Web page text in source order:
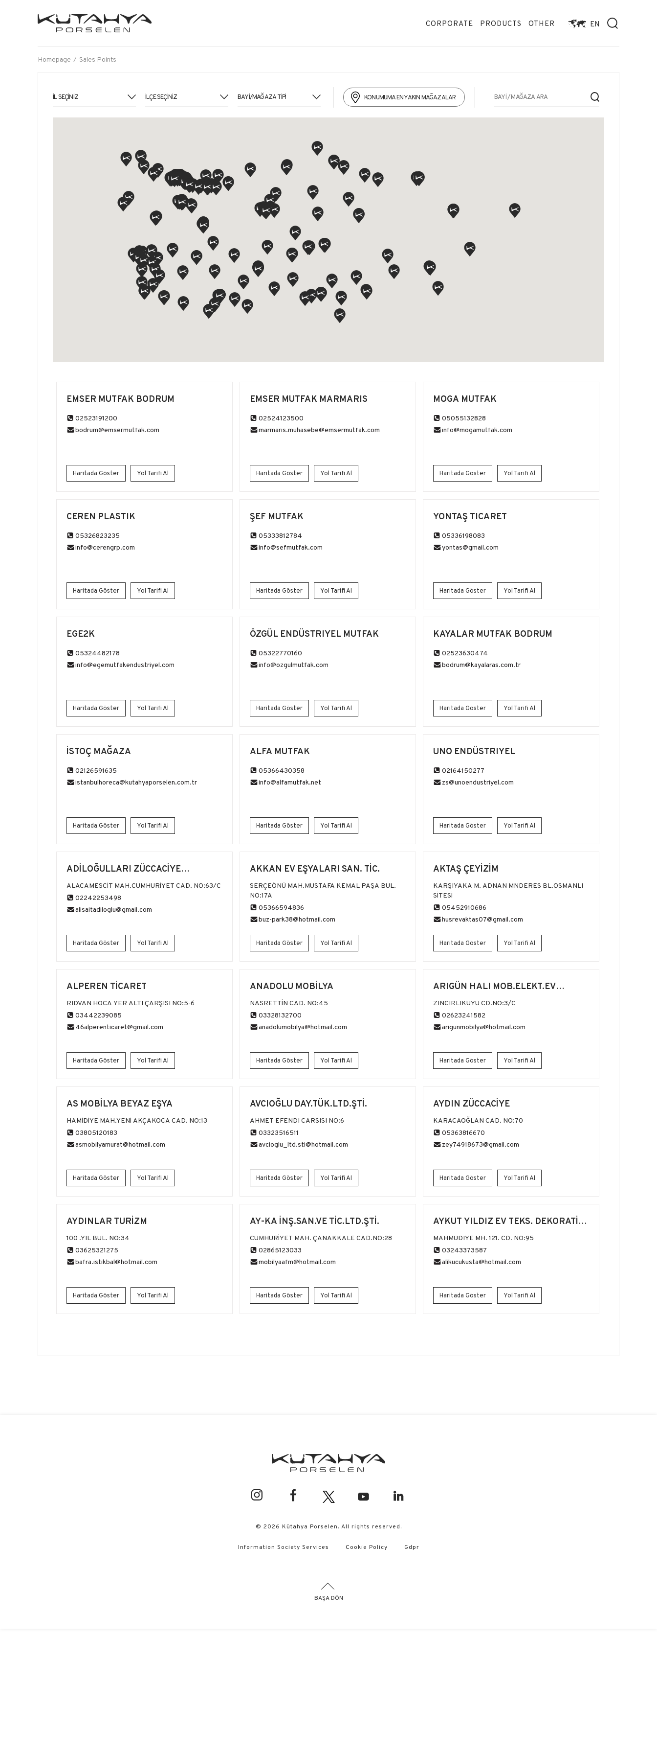
CORPORATE PRODUCTS OTHER EN
Homepage Sales Points
KONUMUMA EN YAKIN MAĞAZALAR
EMSER MUTFAK BODRUM
02523191200
bodrum@emsermutfak.com
Haritada Göster Yol Tarifi Al
EMSER MUTFAK MARMARIS
02524123500
marmaris.muhasebe@emsermutfak.com
Haritada Göster Yol Tarifi Al
MOGA MUTFAK
05055132828
info@mogamutfak.com
Haritada Göster Yol Tarifi Al
CEREN PLASTIK
05326823235
info@cerengrp.com
Haritada Göster Yol Tarifi Al
ŞEF MUTFAK
05333812784
info@sefmutfak.com
Haritada Göster Yol Tarifi Al
YONTAŞ TICARET
05336198083
yontas@gmail.com
Haritada Göster Yol Tarifi Al
EGE2K
05324482178
info@egemutfakendustriyel.com
Haritada Göster Yol Tarifi Al
ÖZGÜL ENDÜSTRIYEL MUTFAK
05322770160
info@ozgulmutfak.com
Haritada Göster Yol Tarifi Al
KAYALAR MUTFAK BODRUM
02523630474
bodrum@kayalaras.com.tr
Haritada Göster Yol Tarifi Al
İSTOÇ MAĞAZA
02126591635
istanbulhoreca@kutahyaporselen.com.tr
Haritada Göster Yol Tarifi Al
ALFA MUTFAK
05366430358
info@alfamutfak.net
Haritada Göster Yol Tarifi Al
UNO ENDÜSTRIYEL
02164150277
zs@unoendustriyel.com
Haritada Göster Yol Tarifi Al
ADİLOĞULLARI ZÜCCACİYE
MAĞAZALARI
ALACAMESCİT MAH.CUMHURİYET CAD. NO:63/C
02242253498
alisaitadiloglu@gmail.com
Haritada Göster Yol Tarifi Al
AKKAN EV EŞYALARI SAN. TİC.
SERÇEÖNÜ MAH.MUSTAFA KEMAL PAŞA BUL.
NO:17A
05366594836
buz-park38@hotmail.com
Haritada Göster Yol Tarifi Al
AKTAŞ ÇEYİZİM
KARŞIYAKA M. ADNAN MNDERES BL.OSMANLI
SİTESİ
05452910686
husrevaktas07@gmail.com
Haritada Göster Yol Tarifi Al
ALPEREN TİCARET
RIDVAN HOCA YER ALTI ÇARŞISI NO:5-6
03442239085
46alperenticaret@gmail.com
Haritada Göster Yol Tarifi Al
ANADOLU MOBİLYA
NASRETTİN CAD. NO:45
03328132700
anadolumobilya@hotmail.com
Haritada Göster Yol Tarifi Al
ARIGÜN HALI MOB.ELEKT.EV
ALETLERİ
ZINCIRLIKUYU CD.NO:3/C
02623241582
arigunmobilya@hotmail.com
Haritada Göster Yol Tarifi Al
AS MOBİLYA BEYAZ EŞYA
HAMİDİYE MAH.YENİ AKÇAKOCA CAD. NO:13
03805120183
asmobilyamurat@hotmail.com
Haritada Göster Yol Tarifi Al
AVCIOĞLU DAY.TÜK.LTD.ŞTİ.
AHMET EFENDI CARSISI NO:6
03323516511
avcioglu_ltd.sti@hotmail.com
Haritada Göster Yol Tarifi Al
AYDIN ZÜCCACİYE
KARACAOĞLAN CAD. NO:70
05363816670
zey74918673@gmail.com
Haritada Göster Yol Tarifi Al
AYDINLAR TURİZM
100 .YIL BUL. NO:34
03625321275
bafra.istikbal@hotmail.com
Haritada Göster Yol Tarifi Al
AY-KA İNŞ.SAN.VE TİC.LTD.ŞTİ.
CUMHURİYET MAH. ÇANAKKALE CAD.NO:28
02865123033
mobilyaafm@hotmail.com
Haritada Göster Yol Tarifi Al
AYKUT YILDIZ EV TEKS. DEKORATİF
ÜRÜNLER
MAHMUDIYE MH. 121. CD. NO:95
03243373587
alikucukusta@hotmail.com
Haritada Göster Yol Tarifi Al
© 2026 Kütahya Porselen. All rights reserved.
Information Society Services Cookie Policy Gdpr
BAŞA DÖN